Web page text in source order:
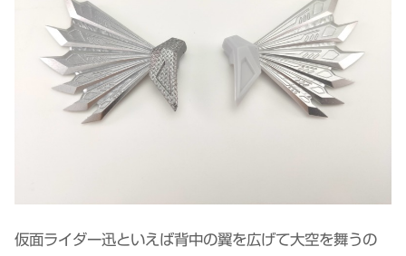
仮面ライダー迅といえば背中の翼を広げて大空を舞うの